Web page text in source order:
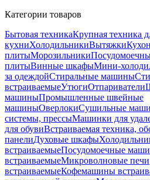
Категории товаров
Бытовая техникаКрупная техника
кухниХолодильникиВытяжки
плитыМорозильники
плитыВинные шкафыМини-
за одеждойСтиральные машины
встраиваемыеУтюгиОтпариватели
машиныПромышленные швейные
машиныОверлокиСушильные
системы, прессыМашинки для
для обувиВстраиваемая техника,
панелиДуховые шкафы
встраиваемыеПосудомоечные
встраиваемыеМикроволновые печи
встраиваемыеКофемашины